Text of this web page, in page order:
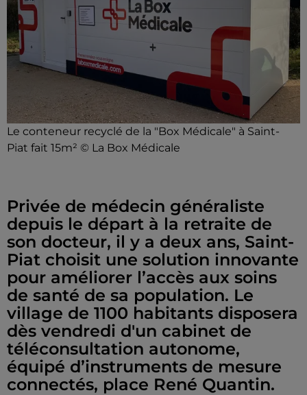
Le conteneur recyclé de la "Box Médicale" à Saint-
Piat fait 15m² © La Box Médicale
Privée de médecin généraliste
depuis le départ à la retraite de
son docteur, il y a deux ans, Saint-
Piat choisit une solution innovante
pour améliorer l’accès aux soins
de santé de sa population. Le
village de 1100 habitants disposera
dès vendredi d'un cabinet de
téléconsultation autonome,
équipé d’instruments de mesure
connectés, place René Quantin.